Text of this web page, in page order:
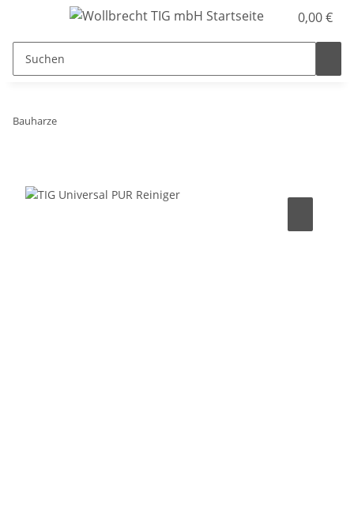
0,00 €
Bauharze